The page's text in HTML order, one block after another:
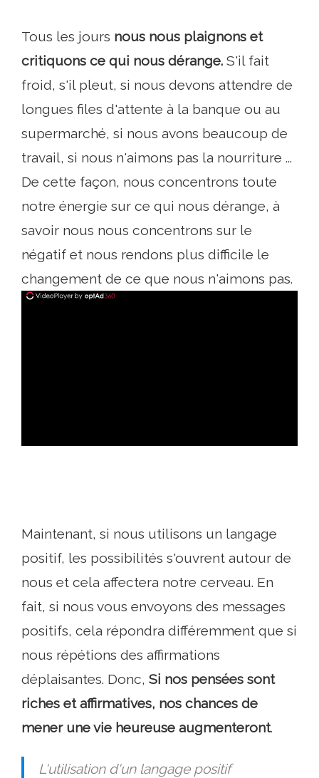
Tous les jours nous nous plaignons et
critiquons ce qui nous dérange. S'il fait
froid, s'il pleut, si nous devons attendre de
longues files d'attente à la banque ou au
supermarché, si nous avons beaucoup de
travail, si nous n'aimons pas la nourriture ...
De cette façon, nous concentrons toute
notre énergie sur ce qui nous dérange, à
savoir nous nous concentrons sur le
négatif et nous rendons plus difficile le
changement de ce que nous n'aimons pas.
Maintenant, si nous utilisons un langage
positif, les possibilités s'ouvrent autour de
nous et cela affectera notre cerveau. En
fait, si nous vous envoyons des messages
positifs, cela répondra différemment que si
nous répétions des affirmations
déplaisantes. Donc, Si nos pensées sont
riches et affirmatives, nos chances de
mener une vie heureuse augmenteront.
L'utilisation d'un langage positif